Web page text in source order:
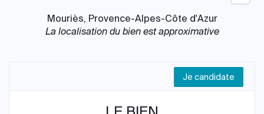
Mouriès, Provence-Alpes-Côte d'Azur
La localisation du bien est approximative
Je candidate